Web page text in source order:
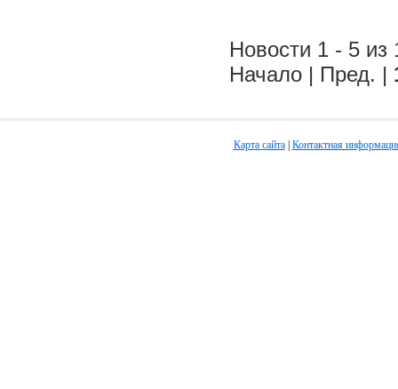
Новости 1 - 5 из
Начало | Пред. |
Карта сайта| Контактная